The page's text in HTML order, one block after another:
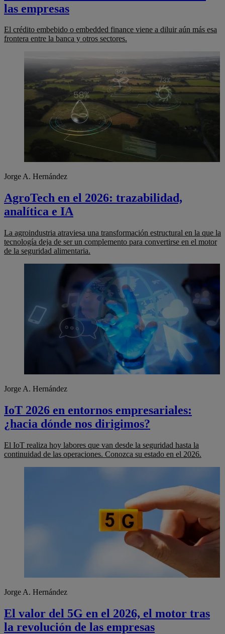
las empresas
El crédito embebido o embedded finance viene a diluir aún más esa
frontera entre la banca y otros sectores.
Jorge A. Hernández
AgroTech en el 2026: trazabilidad,
analítica e IA
La agroindustria atraviesa una transformación estructural en la que la
tecnología deja de ser un complemento para convertirse en el motor
de la seguridad alimentaria.
Jorge A. Hernández
IoT 2026 en entornos empresariales:
¿hacia dónde nos dirigimos?
El IoT realiza hoy labores que van desde la seguridad hasta la
continuidad de las operaciones. Conozca su estado en el 2026.
Jorge A. Hernández
El valor del 5G en el 2026, el motor tras
la revolución de las empresas